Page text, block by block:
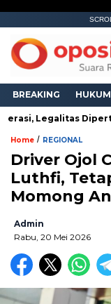
BREAKING HUKUM
Legalitas
Home / REGIONAL
Driver Ojol
Luthfi,
Momong
Admin
Rabu, 20 Mei 2026